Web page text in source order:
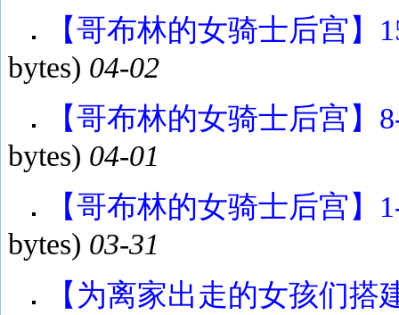
【哥布林的女骑士后宫】
bytes) 04-02
【哥布林的女骑士后宫】
bytes) 04-01
【哥布林的女骑士后宫】
bytes) 03-31
【为离家出走的女孩们